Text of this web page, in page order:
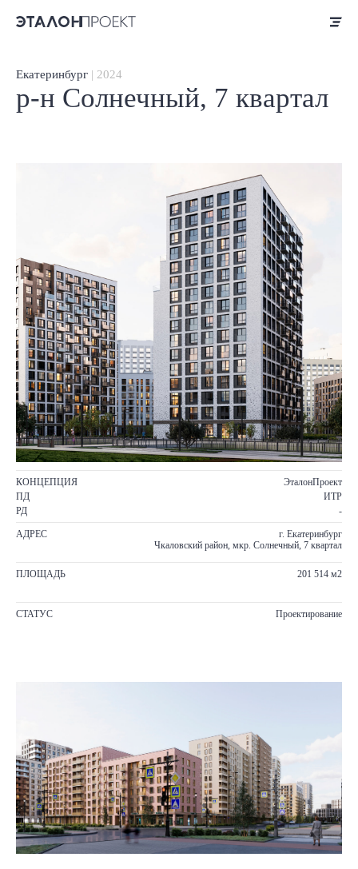
Екатеринбург | 2024
р-н Солнечный, 7 квартал
КОНЦЕПЦИЯ
ЭталонПроект
ПД
ИТР
РД
-
АДРЕС
г. Екатеринбург
Чкаловский район, мкр. Солнечный, 7 квартал
ПЛОЩАДЬ 201 514 м2
СТАТУС Проектирование